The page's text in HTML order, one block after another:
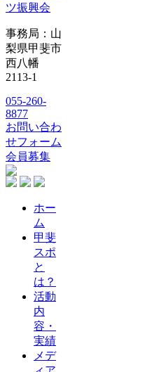
ツ振興会
事務局：山
梨県甲斐市
西八幡
2113-1
055-260-
8877
お問い合わ
せフォーム
会員募集
ホー
ム
甲斐
スポ
と
は？
活動
内
容・
実績
メデ